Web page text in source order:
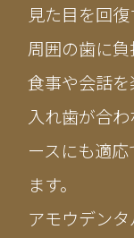
見た目を回復
周囲の歯に
食事や会話を
入れ歯が合
ースにも適
ます。
アモウデン